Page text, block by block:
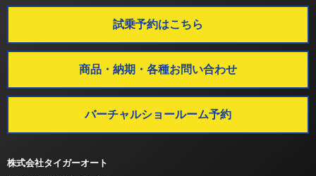
試乗予約はこちら
商品・納期・各種お問い合わせ
バーチャルショールーム予約
株式会社タイガーオート